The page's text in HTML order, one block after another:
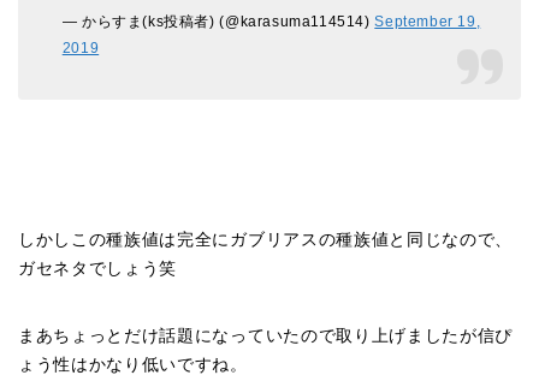
— からすま(ks投稿者) (@karasuma114514)September 19,
2019
しかしこの種族値は完全にガブリアスの種族値と同じなので、
ガセネタでしょう笑
まあちょっとだけ話題になっていたので取り上げましたが信ぴ
ょう性はかなり低いですね。